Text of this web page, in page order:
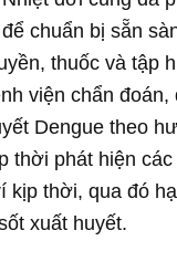
chuẩn bị sẵn
thuốc và tập
viện chẩn đoán,
Dengue theo
thời phát hiện
kịp thời, qua đó
xuất huyết.